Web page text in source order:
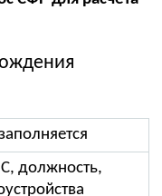
должность,